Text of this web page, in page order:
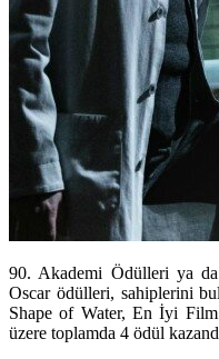
90. Akademi Ödülleri ya
Oscar ödülleri, sahiplerini
Shape of Water, En İyi
üzere toplamda 4 ödül